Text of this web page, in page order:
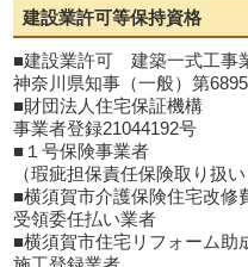
建設業許可等保持資格
■建設業許可 建築一式工事
神奈川県知事（一般）第
■財団法人住宅保証機構
事業者登録21044192号
■１号保険事業者
（瑕疵担保責任保険取り扱い
■横須賀市介護保険住宅改修
受領委任払い業者
■横須賀市住宅リフォーム助